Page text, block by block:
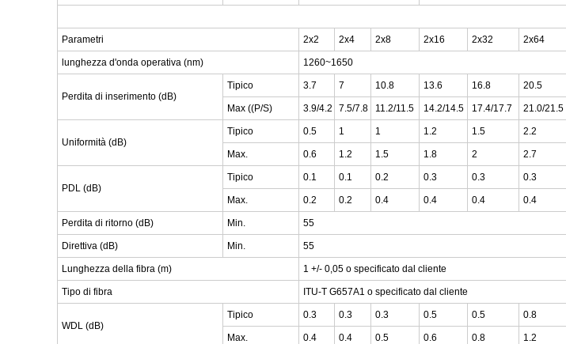
Parametri 2x2 2x4 2x8 2x16 2x32 2x64
lunghezza d'onda operativa (nm) 1260~1650
Perdita di inserimento (dB)
Tipico 3.7 7 10.8 13.6 16.8 20.5
Max ((P/S) 3.9/4.2 7.5/7.8 11.2/11.5 14.2/14.5 17.4/17.7 21.0/21.5
Uniformità (dB)
Tipico 0.5 1 1 1.2 1.5 2.2
Max. 0.6 1.2 1.5 1.8 2 2.7
PDL (dB)
Tipico 0.1 0.1 0.2 0.3 0.3 0.3
Max. 0.2 0.2 0.4 0.4 0.4 0.4
Perdita di ritorno (dB) Min. 55
Direttiva (dB) Min. 55
Lunghezza della fibra (m) 1 +/- 0,05 o specificato dal cliente
Tipo di fibra ITU-T G657A1 o specificato dal cliente
WDL (dB)
Tipico 0.3 0.3 0.3 0.5 0.5 0.8
Max. 0.4 0.4 0.5 0.6 0.8 1.2